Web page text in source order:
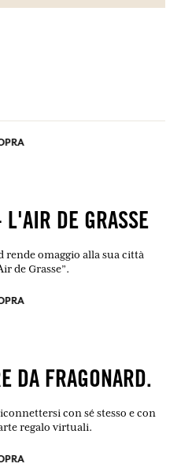
L'AIR DE GRASSE
rende omaggio alla sua città
de Grasse”.
DA FRAGONARD.
con sé stesso e con
regalo virtuali.